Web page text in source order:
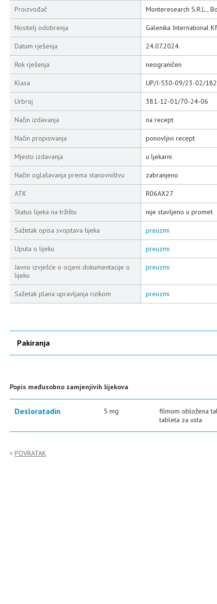
Proizvođač Monteresearch S.R.L.,
Nositelj odobrenja Galenika International
Datum rješenja 24.07.2024.
Rok rješenja neograničen
Klasa UP/I-530-09/23-02/182
Urbroj 381-12-01/70-24-06
Način izdavanja na recept
Način propisivanja ponovljivi recept
Mjesto izdavanja u ljekarni
Način oglašavanja prema stanovništvu zabranjeno
ATK R06AX27
Status lijeka na tržištu nije stavljeno u promet
Sažetak opisa svojstava lijeka preuzmi
Uputa o lijeku preuzmi
Javno izvješće o ocjeni dokumentacije o
lijeku
preuzmi
Sažetak plana upravljanja rizikom preuzmi
Pakiranja
Popis međusobno zamjenjivih lijekova
Desloratadin 5 mg
filmom obložena
tableta za usta
POVRATAK